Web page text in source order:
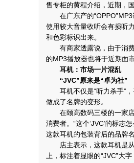
售专柜的黄程介绍，近期，
在广东产的“OPPO”MP3
使用较大音量收听会有损听
和色彩标识出来。
有商家透露说，由于消费
的MP3播放器也将于近期面市
耳机：市场一片混乱
“JVC”原来是“卓为社”
耳机不仅是“听力杀手”，
做成了名牌的变形。
在颐高数码三楼的一家店
消费者。“这个‘JVC’的标志
这款耳机的包装背后的品牌
店主表示，这款耳机是从
上，标注着显眼的“JVC”大